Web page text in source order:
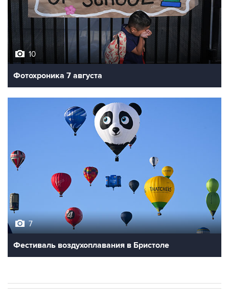
10
Фотохроника 7 августа
7
Фестиваль воздухоплавания в Бристоле